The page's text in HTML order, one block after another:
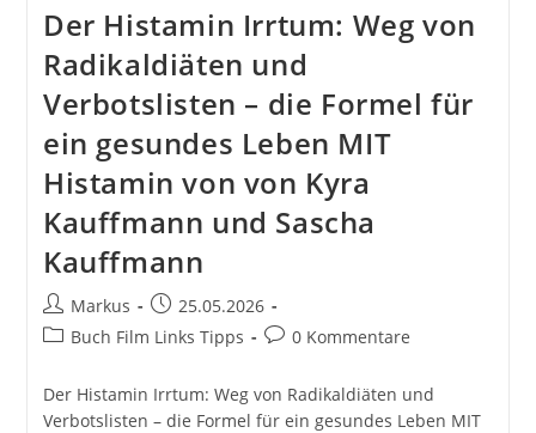
Der Histamin Irrtum: Weg von
Radikaldiäten und
Verbotslisten – die Formel für
ein gesundes Leben MIT
Histamin von von Kyra
Kauffmann und Sascha
Kauffmann
Beitrags-
Autor:
Markus
Beitrag
veröffentlicht:
25.05.2026
Beitrags-
Buch Film Links Tipps
Beitrags-
0 Kommentare
Der Histamin Irrtum: Weg von Radikaldiäten und
Verbotslisten – die Formel für ein gesundes Leben MIT